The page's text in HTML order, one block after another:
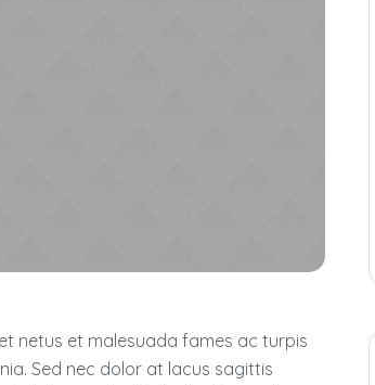
netus et malesuada fames ac turpis
Sed nec dolor at lacus sagittis